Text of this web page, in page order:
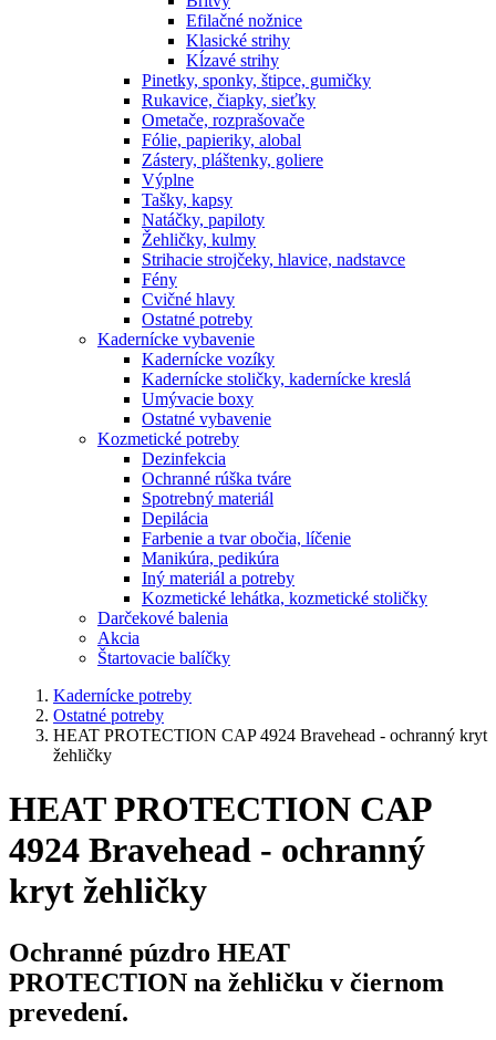
Efilačné nožnice
Klasické strihy
Kĺzavé strihy
Pinetky, sponky, štipce, gumičky
Rukavice, čiapky, sieťky
Ometače, rozprašovače
Fólie, papieriky, alobal
Zástery, pláštenky, goliere
Výplne
Tašky, kapsy
Natáčky, papiloty
Žehličky, kulmy
Strihacie strojčeky, hlavice, nadstavce
Fény
Cvičné hlavy
Ostatné potreby
Kadernícke vybavenie
Kadernícke vozíky
Kadernícke stoličky, kadernícke kreslá
Umývacie boxy
Ostatné vybavenie
Kozmetické potreby
Dezinfekcia
Ochranné rúška tváre
Spotrebný materiál
Depilácia
Farbenie a tvar obočia, líčenie
Manikúra, pedikúra
Iný materiál a potreby
Kozmetické lehátka, kozmetické stoličky
Darčekové balenia
Akcia
Štartovacie balíčky
Kadernícke potreby
Ostatné potreby
HEAT PROTECTION CAP 4924 Bravehead - ochranný kryt
žehličky
HEAT PROTECTION CAP
4924 Bravehead - ochranný
kryt žehličky
Ochranné púzdro HEAT
PROTECTION na žehličku v čiernom
prevedení.